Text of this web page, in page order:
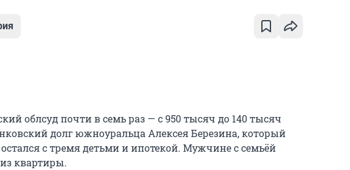
облсуд почти в семь раз — с 950 тысяч до 140 тысяч
долг южноуральца Алексея Березина, который
с тремя детьми и ипотекой. Мужчине с семьёй
квартиры.